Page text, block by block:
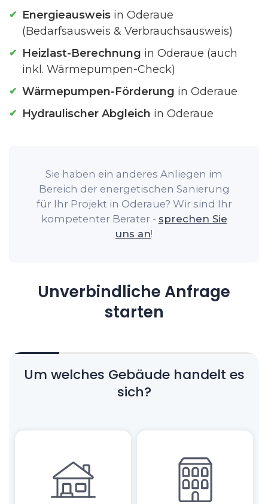
Energieausweis in Oderaue
(Bedarfsausweis & Verbrauchsausweis)
Heizlast-Berechnung in Oderaue (auch
inkl. Wärmepumpen-Check)
Wärmepumpen-Förderung in Oderaue
Hydraulischer Abgleich in Oderaue
Sie haben ein anderes Anliegen im
Bereich der energetischen Sanierung
für Ihr Projekt in Oderaue? Wir sind Ihr
kompetenter Berater - sprechen Sie
uns an!
Unverbindliche Anfrage
starten